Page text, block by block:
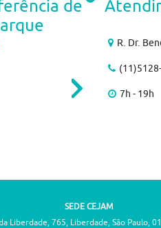
de
R. Dr.
7h - 19h
SEDE CEJAM
Liberdade, 765, Liberdade, São Paulo,